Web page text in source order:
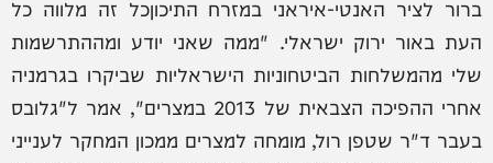
ברור לציר האנטי-איראני במזרח התיכוןכל זה מלווה כל
העת באור ירוק ישראלי. "ממה שאני יודע ומההתרשמות
שלי מהמשלחות הביטחוניות הישראליות שביקרו בגרמניה
אחרי ההפיכה הצבאית של 2013 במצרים", אמר ל"גלובס
בעבר ד"ר שטפן רול, מומחה למצרים ממכון המחקר לענייני